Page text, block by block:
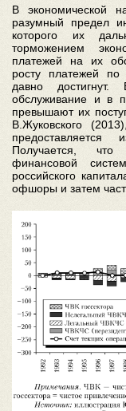
В экономической
разумный предел
которого их
торможением
платежей на их
росту платежей по
давно
обслуживание и в
превышают их
В.Жуковского
Получается, что
финансовой
российского
офшоры и затем